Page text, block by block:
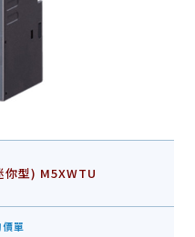
你型) M5XWTU
單